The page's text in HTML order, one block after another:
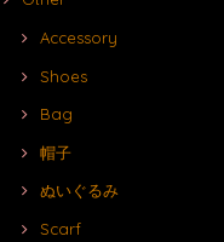
Accessory
Shoes
Bag
帽子
ぬいぐるみ
Scarf